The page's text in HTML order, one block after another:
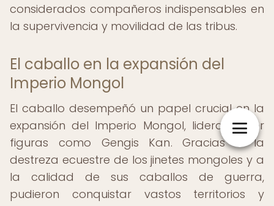
considerados compañeros indispensables en
la supervivencia y movilidad de las tribus.
El caballo en la expansión del
Imperio Mongol
El caballo desempeñó un papel crucial en la
expansión del Imperio Mongol, liderado por
figuras como Gengis Kan. Gracias a la
destreza ecuestre de los jinetes mongoles y a
la calidad de sus caballos de guerra,
pudieron conquistar vastos territorios y